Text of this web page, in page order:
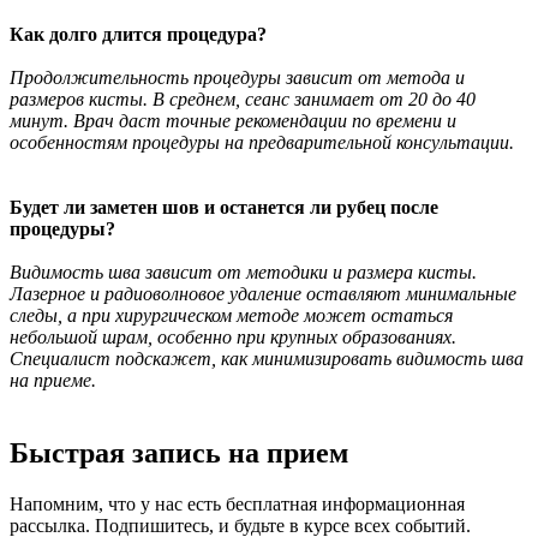
Как долго длится процедура?
Продолжительность процедуры зависит от метода и
размеров кисты. В среднем, сеанс занимает от 20 до 40
минут. Врач даст точные рекомендации по времени и
особенностям процедуры на предварительной консультации.
Будет ли заметен шов и останется ли рубец после
процедуры?
Видимость шва зависит от методики и размера кисты.
Лазерное и радиоволновое удаление оставляют минимальные
следы, а при хирургическом методе может остаться
небольшой шрам, особенно при крупных образованиях.
Специалист подскажет, как минимизировать видимость шва
на приеме.
Быстрая запись на прием
Напомним, что у нас есть бесплатная информационная
рассылка. Подпишитесь, и будьте в курсе всех событий.